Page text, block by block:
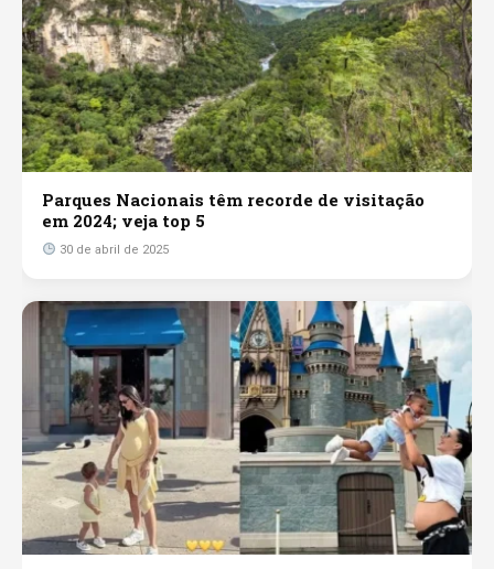
Parques Nacionais têm recorde de visitação
em 2024; veja top 5
30 de abril de 2025